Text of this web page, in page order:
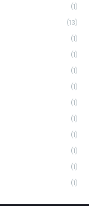
(1)
(13)
(1)
(1)
(1)
(1)
(1)
(1)
(1)
(1)
(1)
(1)